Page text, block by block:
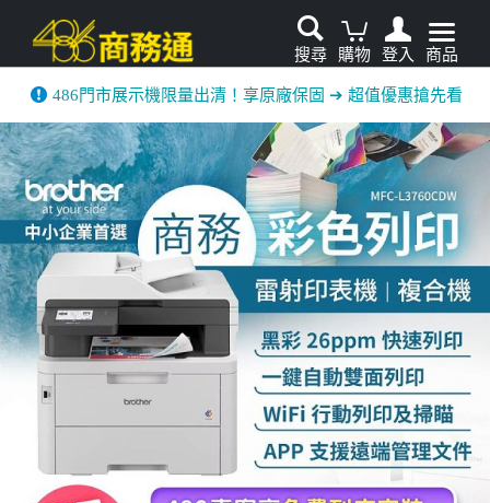
搜尋 購物 登入 商品
486門市展示機限量出清！享原廠保固 ➔ 超值優惠搶先看